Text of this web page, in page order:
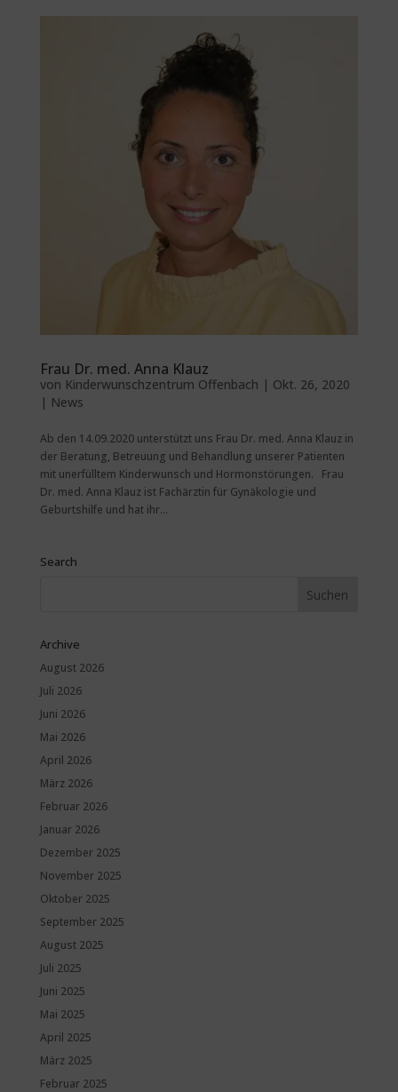
Frau Dr. med. Anna Klauz
von Kinderwunschzentrum Offenbach | Okt. 26, 2020
| News
Ab den 14.09.2020 unterstützt uns Frau Dr. med. Anna Klauz in
der Beratung, Betreuung und Behandlung unserer Patienten
mit unerfülltem Kinderwunsch und Hormonstörungen. Frau
Dr. med. Anna Klauz ist Fachärztin für Gynäkologie und
Geburtshilfe und hat ihr...
Search
Archive
August 2026
Juli 2026
Juni 2026
Mai 2026
April 2026
März 2026
Februar 2026
Januar 2026
Dezember 2025
November 2025
Oktober 2025
September 2025
August 2025
Juli 2025
Juni 2025
Mai 2025
April 2025
März 2025
Februar 2025